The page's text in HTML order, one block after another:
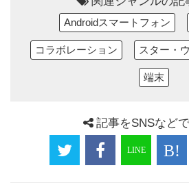
Androidスマートフォン
コラボレーション スター・
端末
記事をSNSなど